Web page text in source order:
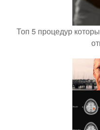
Топ 5 процедур